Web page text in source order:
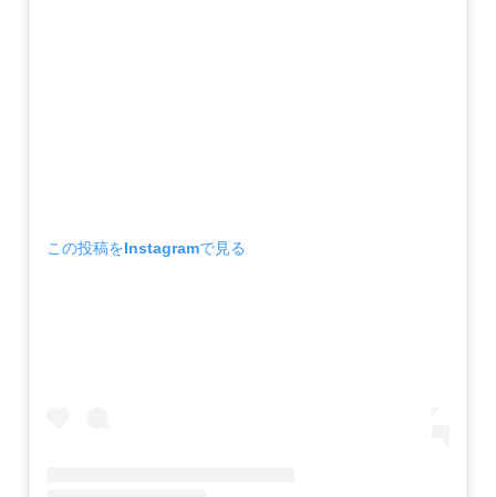
この投稿をInstagramで見る